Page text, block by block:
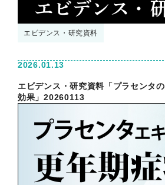
エビデンス・研究資料
2026.01.13
エビデンス・研究資料「プラセンタ
効果」20260113